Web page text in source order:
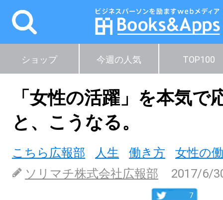
ショップ 今週の人気 TOP100
「女性の活躍」を本気で
と、こうなる。
こちら広報部 人生 働き方
女性の
ソリマチ株式会社広報部
2017/6/
7